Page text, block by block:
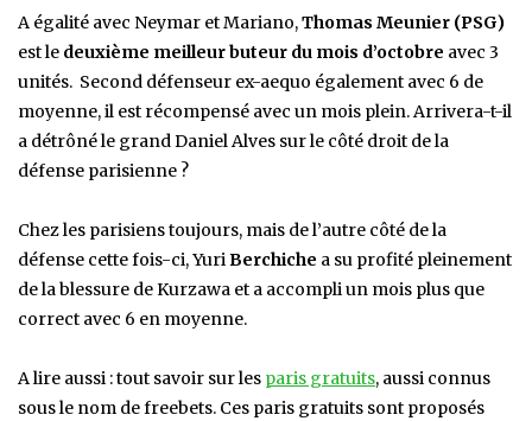
A égalité avec Neymar et Mariano,Thomas Meunier (PSG)
est le deuxième meilleur buteur du mois d’octobre avec 3
unités. Second défenseur ex-aequo également avec 6 de
moyenne, il est récompensé avec un mois plein. Arrivera-t-il
a détrôné le grand Daniel Alves sur le côté droit de la
défense parisienne ?
Chez les parisiens toujours, mais de l’autre côté de la
défense cette fois-ci, YuriBerchiche a su profité pleinement
de la blessure de Kurzawa et a accompli un mois plus que
correct avec 6 en moyenne.
A lire aussi : tout savoir sur les paris gratuits, aussi connus
sous le nom de freebets. Ces paris gratuits sont proposés